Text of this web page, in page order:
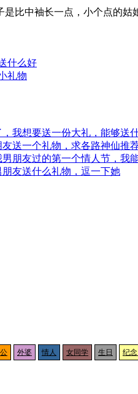
比中袖长一点，小个点的
什么好
礼物
我想要送一份大礼，能够送
送一个礼物，求各路神仙推
朋友过的第一个情人节，我
友送什么礼物，逗一下她
外婆 情人 女同学 生日 纪念